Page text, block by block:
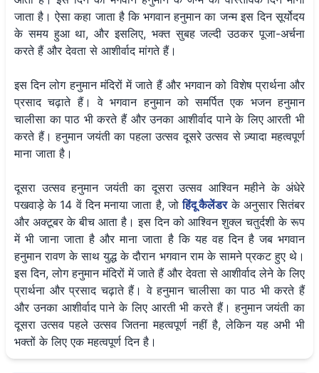
जाता है। ऐसा कहा जाता है कि भगवान हनुमान का जन्म इस दिन सूर्योदय
के समय हुआ था, और इसलिए, भक्त सुबह जल्दी उठकर पूजा-अर्चना
करते हैं और देवता से आशीर्वाद मांगते हैं।
इस दिन लोग हनुमान मंदिरों में जाते हैं और भगवान को विशेष प्रार्थना और
प्रसाद चढ़ाते हैं। वे भगवान हनुमान को समर्पित एक भजन हनुमान
चालीसा का पाठ भी करते हैं और उनका आशीर्वाद पाने के लिए आरती भी
करते हैं। हनुमान जयंती का पहला उत्सव दूसरे उत्सव से ज़्यादा महत्वपूर्ण
माना जाता है।
दूसरा उत्सव हनुमान जयंती का दूसरा उत्सव आश्विन महीने के अंधेरे
पखवाड़े के 14 वें दिन मनाया जाता है, जोहिंदू कैलेंडरके अनुसार सितंबर
और अक्टूबर के बीच आता है। इस दिन को आश्विन शुक्ल चतुर्दशी के रूप
में भी जाना जाता है और माना जाता है कि यह वह दिन है जब भगवान
हनुमान रावण के साथ युद्ध के दौरान भगवान राम के सामने प्रकट हुए थे।
इस दिन, लोग हनुमान मंदिरों में जाते हैं और देवता से आशीर्वाद लेने के लिए
प्रार्थना और प्रसाद चढ़ाते हैं। वे हनुमान चालीसा का पाठ भी करते हैं
और उनका आशीर्वाद पाने के लिए आरती भी करते हैं। हनुमान जयंती का
दूसरा उत्सव पहले उत्सव जितना महत्वपूर्ण नहीं है, लेकिन यह अभी भी
भक्तों के लिए एक महत्वपूर्ण दिन है।